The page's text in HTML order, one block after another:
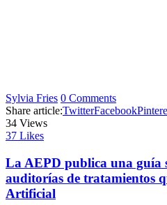
Sylvia Fries 0 Comments
Share article:TwitterFacebook
34 Views
37 Likes
La AEPD publica una guía
auditorías de tratamientos
Artificial